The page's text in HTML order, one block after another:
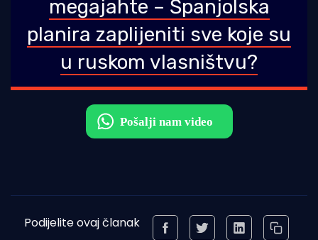
megajahte – Španjolska
planira zaplijeniti sve koje su
u ruskom vlasništvu?
Podijelite ovaj članak